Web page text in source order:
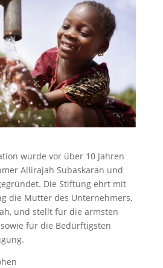
wurde vor über 10 Jahren
Allirajah Subaskaran und
Die Stiftung ehrt mit
die Mutter des Unternehmers,
und stellt für die ärmsten
für die Bedürftigsten